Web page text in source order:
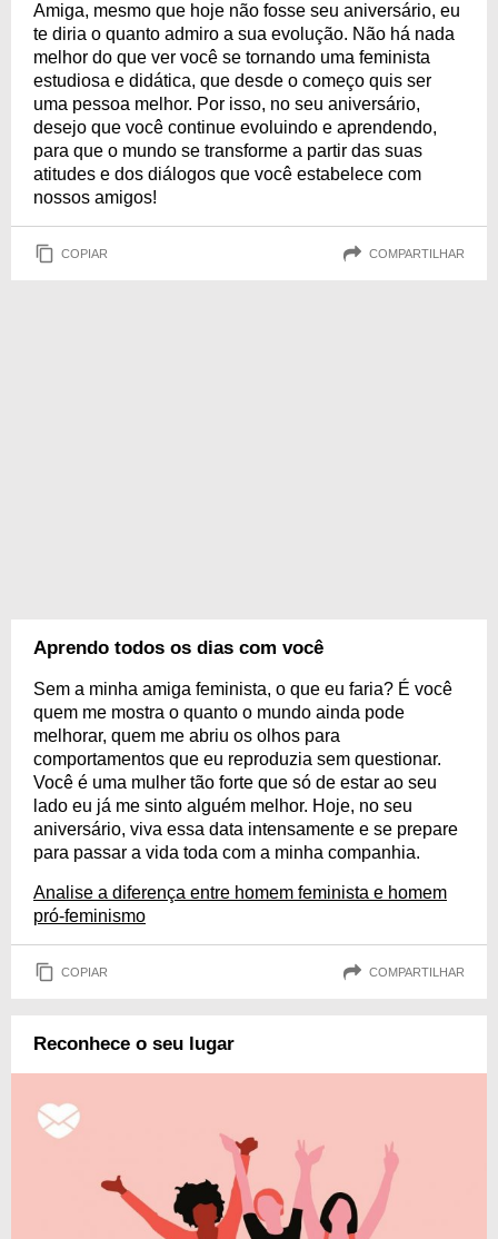
Amiga, mesmo que hoje não fosse seu aniversário, eu
te diria o quanto admiro a sua evolução. Não há nada
melhor do que ver você se tornando uma feminista
estudiosa e didática, que desde o começo quis ser
uma pessoa melhor. Por isso, no seu aniversário,
desejo que você continue evoluindo e aprendendo,
para que o mundo se transforme a partir das suas
atitudes e dos diálogos que você estabelece com
nossos amigos!
COPIAR COMPARTILHAR
Aprendo todos os dias com você
Sem a minha amiga feminista, o que eu faria? É você
quem me mostra o quanto o mundo ainda pode
melhorar, quem me abriu os olhos para
comportamentos que eu reproduzia sem questionar.
Você é uma mulher tão forte que só de estar ao seu
lado eu já me sinto alguém melhor. Hoje, no seu
aniversário, viva essa data intensamente e se prepare
para passar a vida toda com a minha companhia.
Analise a diferença entre homem feminista e homem
pró-feminismo
COPIAR COMPARTILHAR
Reconhece o seu lugar